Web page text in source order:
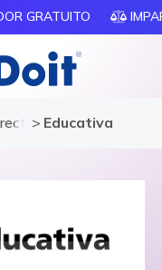
GRATUITO
de proveedores
Educativa